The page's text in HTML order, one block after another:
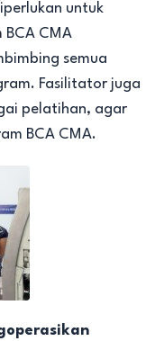
untuk
CMA
semua
Fasilitator juga
pelatihan, agar
BCA CMA.